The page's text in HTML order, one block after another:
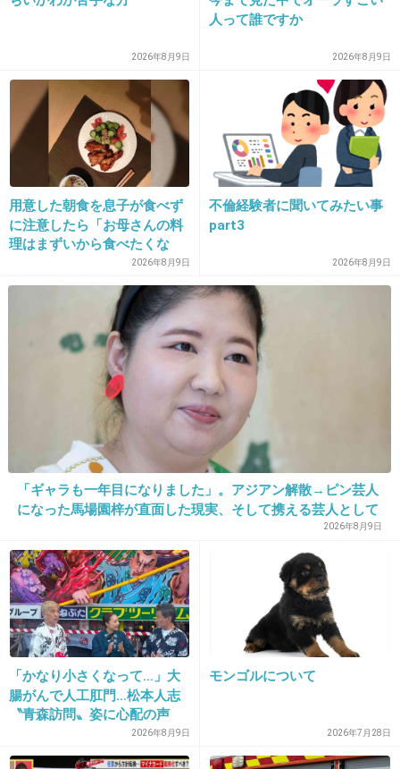
本当にＸＪＡＰＡＮは最高のバンドだと思った
-4
2012/12/13(木) 22:40:31
さん
おめでとうございます♪
-2
2012/12/13(木) 22:40:34
ソロになってからもあなたの人気とカリスマ性
は本物でしたね。毎年、あなたの誕生日と命日
だけはいい歳してもいまだに泣いてしまいま
+18 -3
24. 匿名2012/12/13(木) 23:06:31
お誕生日おめでとう(^-^)
今でもhideちゃんの曲聞いてるよ♪
+10
25. 匿名2012/12/13(木) 23:14:19
2026年8月9日
人って誰ですか
2026年8月9日
用意した朝食を息子が食べず
に注意したら「お母さんの料
理はまずいから食べたくな
い」と…「まずいなら食べな
くていい。今後は自分で食事
を用意しなさい。お金は渡
す」と言った話が議論に
2026年8月9日
不倫経験者に聞いてみたい事
part3
2026年8月9日
「ギャラも一年目になりました」。アジアン解散→ピン芸人
になった馬場園梓が直面した現実、そして携える芸人として
2026年8月9日
「かなり小さくなって…」大
腸がんで人工肛門…松本人志
〝青森訪問〟姿に心配の声
続々「脂肪のない感じが痛ま
しい」「無理せずに」
2026年8月9日
モンゴルについて
2026年7月28日